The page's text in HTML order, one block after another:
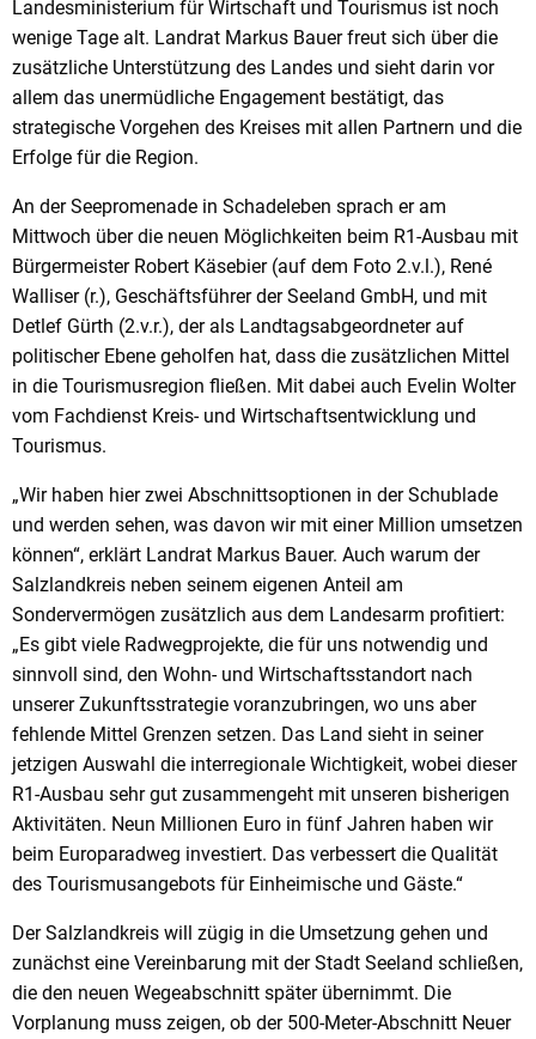
Landesministerium für Wirtschaft und Tourismus ist noch
wenige Tage alt. Landrat Markus Bauer freut sich über die
zusätzliche Unterstützung des Landes und sieht darin vor
allem das unermüdliche Engagement bestätigt, das
strategische Vorgehen des Kreises mit allen Partnern und die
Erfolge für die Region.
An der Seepromenade in Schadeleben sprach er am
Mittwoch über die neuen Möglichkeiten beim R1-Ausbau mit
Bürgermeister Robert Käsebier (auf dem Foto 2.v.l.), René
Walliser (r.), Geschäftsführer der Seeland GmbH, und mit
Detlef Gürth (2.v.r.), der als Landtagsabgeordneter auf
politischer Ebene geholfen hat, dass die zusätzlichen Mittel
in die Tourismusregion fließen. Mit dabei auch Evelin Wolter
vom Fachdienst Kreis- und Wirtschaftsentwicklung und
Tourismus.
„Wir haben hier zwei Abschnittsoptionen in der Schublade
und werden sehen, was davon wir mit einer Million umsetzen
können“, erklärt Landrat Markus Bauer. Auch warum der
Salzlandkreis neben seinem eigenen Anteil am
Sondervermögen zusätzlich aus dem Landesarm profitiert:
„Es gibt viele Radwegprojekte, die für uns notwendig und
sinnvoll sind, den Wohn- und Wirtschaftsstandort nach
unserer Zukunftsstrategie voranzubringen, wo uns aber
fehlende Mittel Grenzen setzen. Das Land sieht in seiner
jetzigen Auswahl die interregionale Wichtigkeit, wobei dieser
R1-Ausbau sehr gut zusammengeht mit unseren bisherigen
Aktivitäten. Neun Millionen Euro in fünf Jahren haben wir
beim Europaradweg investiert. Das verbessert die Qualität
des Tourismusangebots für Einheimische und Gäste.“
Der Salzlandkreis will zügig in die Umsetzung gehen und
zunächst eine Vereinbarung mit der Stadt Seeland schließen,
die den neuen Wegeabschnitt später übernimmt. Die
Vorplanung muss zeigen, ob der 500-Meter-Abschnitt Neuer